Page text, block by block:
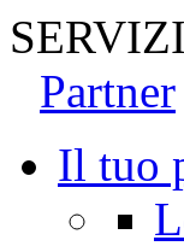
Partner
Il tuo